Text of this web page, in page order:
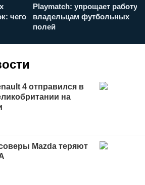
чего
Playmatch: упрощает работу
владельцам футбольных
полей
4 отправился в
на
Mazda теряют